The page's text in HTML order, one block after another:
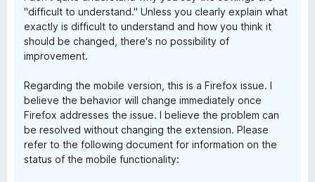
r
l
»
"difficult to understand." Unless you clearly explain what
exactly is difficult to understand and how you think it
should be changed, there's no possibility of
improvement.
Regarding the mobile version, this is a Firefox issue. I
believe the behavior will change immediately once
Firefox addresses the issue. I believe the problem can
be resolved without changing the extension. Please
refer to the following document for information on the
status of the mobile functionality: